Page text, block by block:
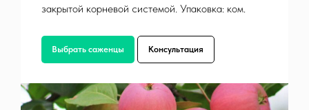
закрытой корневой системой. Упаковка: ком.
Выбрать саженцы Консультация